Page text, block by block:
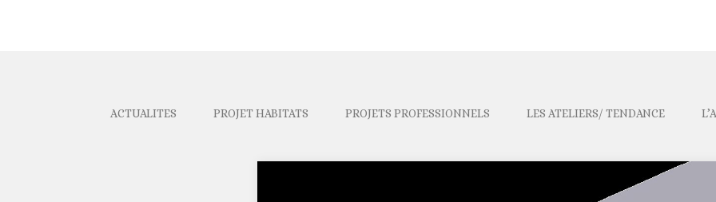
ACTUALITES PROJET HABITATS PROJETS PROFESSIONNELS LES ATELIERS/ TENDANCE